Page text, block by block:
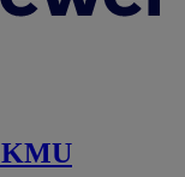
KMU